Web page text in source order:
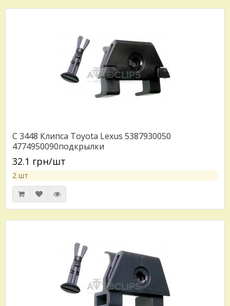
C 3448 Клипса Toyota Lexus 5387930050
4774950090подкрылки
32.1 грн/шт
2 шт